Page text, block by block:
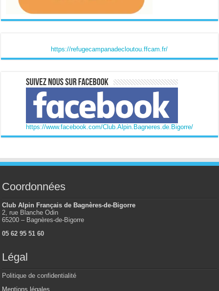
https://refugecampanadecloutou.ffcam.fr/
https://www.facebook.com/Club.Alpin.Bagneres.de.Bigorre/
Coordonnées
Club Alpin Français de Bagnères-de-Bigorre
2, rue Blanche Odin
65200 – Bagnères-de-Bigorre
05 62 95 51 60
Légal
Politique de confidentialité
Mentions légales